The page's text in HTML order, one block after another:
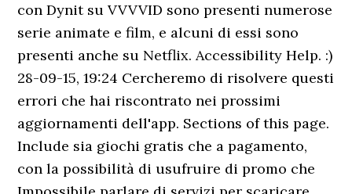
con Dynit su VVVVID sono presenti numerose
serie animate e film, e alcuni di essi sono
presenti anche su Netflix. Accessibility Help. :)
28-09-15, 19:24 Cercheremo di risolvere questi
errori che hai riscontrato nei prossimi
aggiornamenti dell'app. Sections of this page.
Include sia giochi gratis che a pagamento,
con la possibilità di usufruire di promo che